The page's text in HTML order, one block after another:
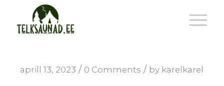
aprill 13, 2023 / 0 Comments / by karelkarel